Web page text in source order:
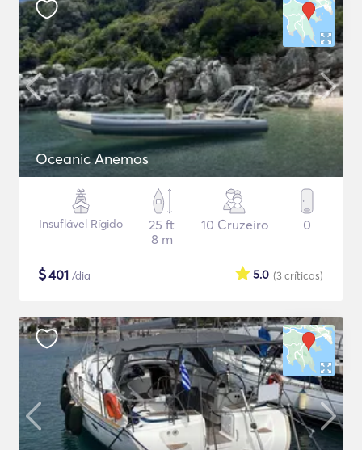
Oceanic Anemos
Insuflável Rígido
25 ft
8 m
10 Cruzeiro 0
$401 /dia (3críticas)
5.0